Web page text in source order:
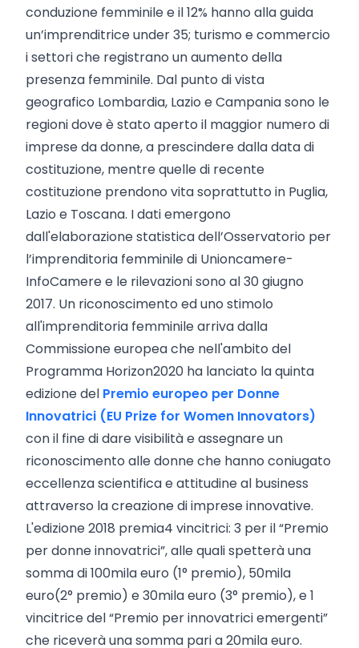
conduzione femminile e il 12% hanno alla guida
un’imprenditrice under 35; turismo e commercio
i settori che registrano un aumento della
presenza femminile. Dal punto di vista
geografico Lombardia, Lazio e Campania sono le
regioni dove è stato aperto il maggior numero di
imprese da donne, a prescindere dalla data di
costituzione, mentre quelle di recente
costituzione prendono vita soprattutto in Puglia,
Lazio e Toscana. I dati emergono
dall'elaborazione statistica dell’Osservatorio per
l’imprenditoria femminile di Unioncamere-
InfoCamere e le rilevazioni sono al 30 giugno
2017. Un riconoscimento ed uno stimolo
all'imprenditoria femminile arriva dalla
Commissione europea che nell'ambito del
Programma Horizon2020 ha lanciato la quinta
edizione del Premio europeo per Donne
Innovatrici (EU Prize for Women Innovators)
con il fine di dare visibilità e assegnare un
riconoscimento alle donne che hanno coniugato
eccellenza scientifica e attitudine al business
attraverso la creazione di imprese innovative.
L'edizione 2018 premia4 vincitrici: 3 per il “Premio
per donne innovatrici”, alle quali spetterà una
somma di 100mila euro (1° premio), 50mila
euro(2° premio) e 30mila euro (3° premio), e 1
vincitrice del “Premio per innovatrici emergenti”
che riceverà una somma pari a 20mila euro.